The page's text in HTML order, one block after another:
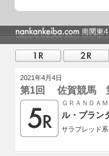
2021年4月4日
第1回 佐賀競馬
ＧＲＡＮＤＡ
ル・プラン
サラブレッド